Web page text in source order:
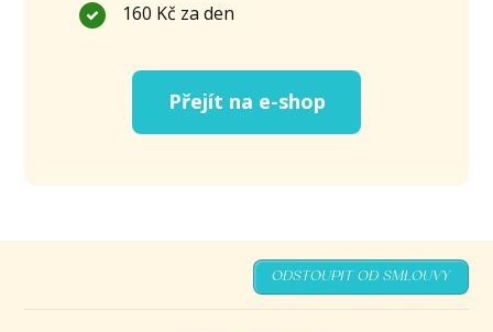
160 Kč za den
Přejít na e-shop
ODSTOUPIT OD SMLOUVY